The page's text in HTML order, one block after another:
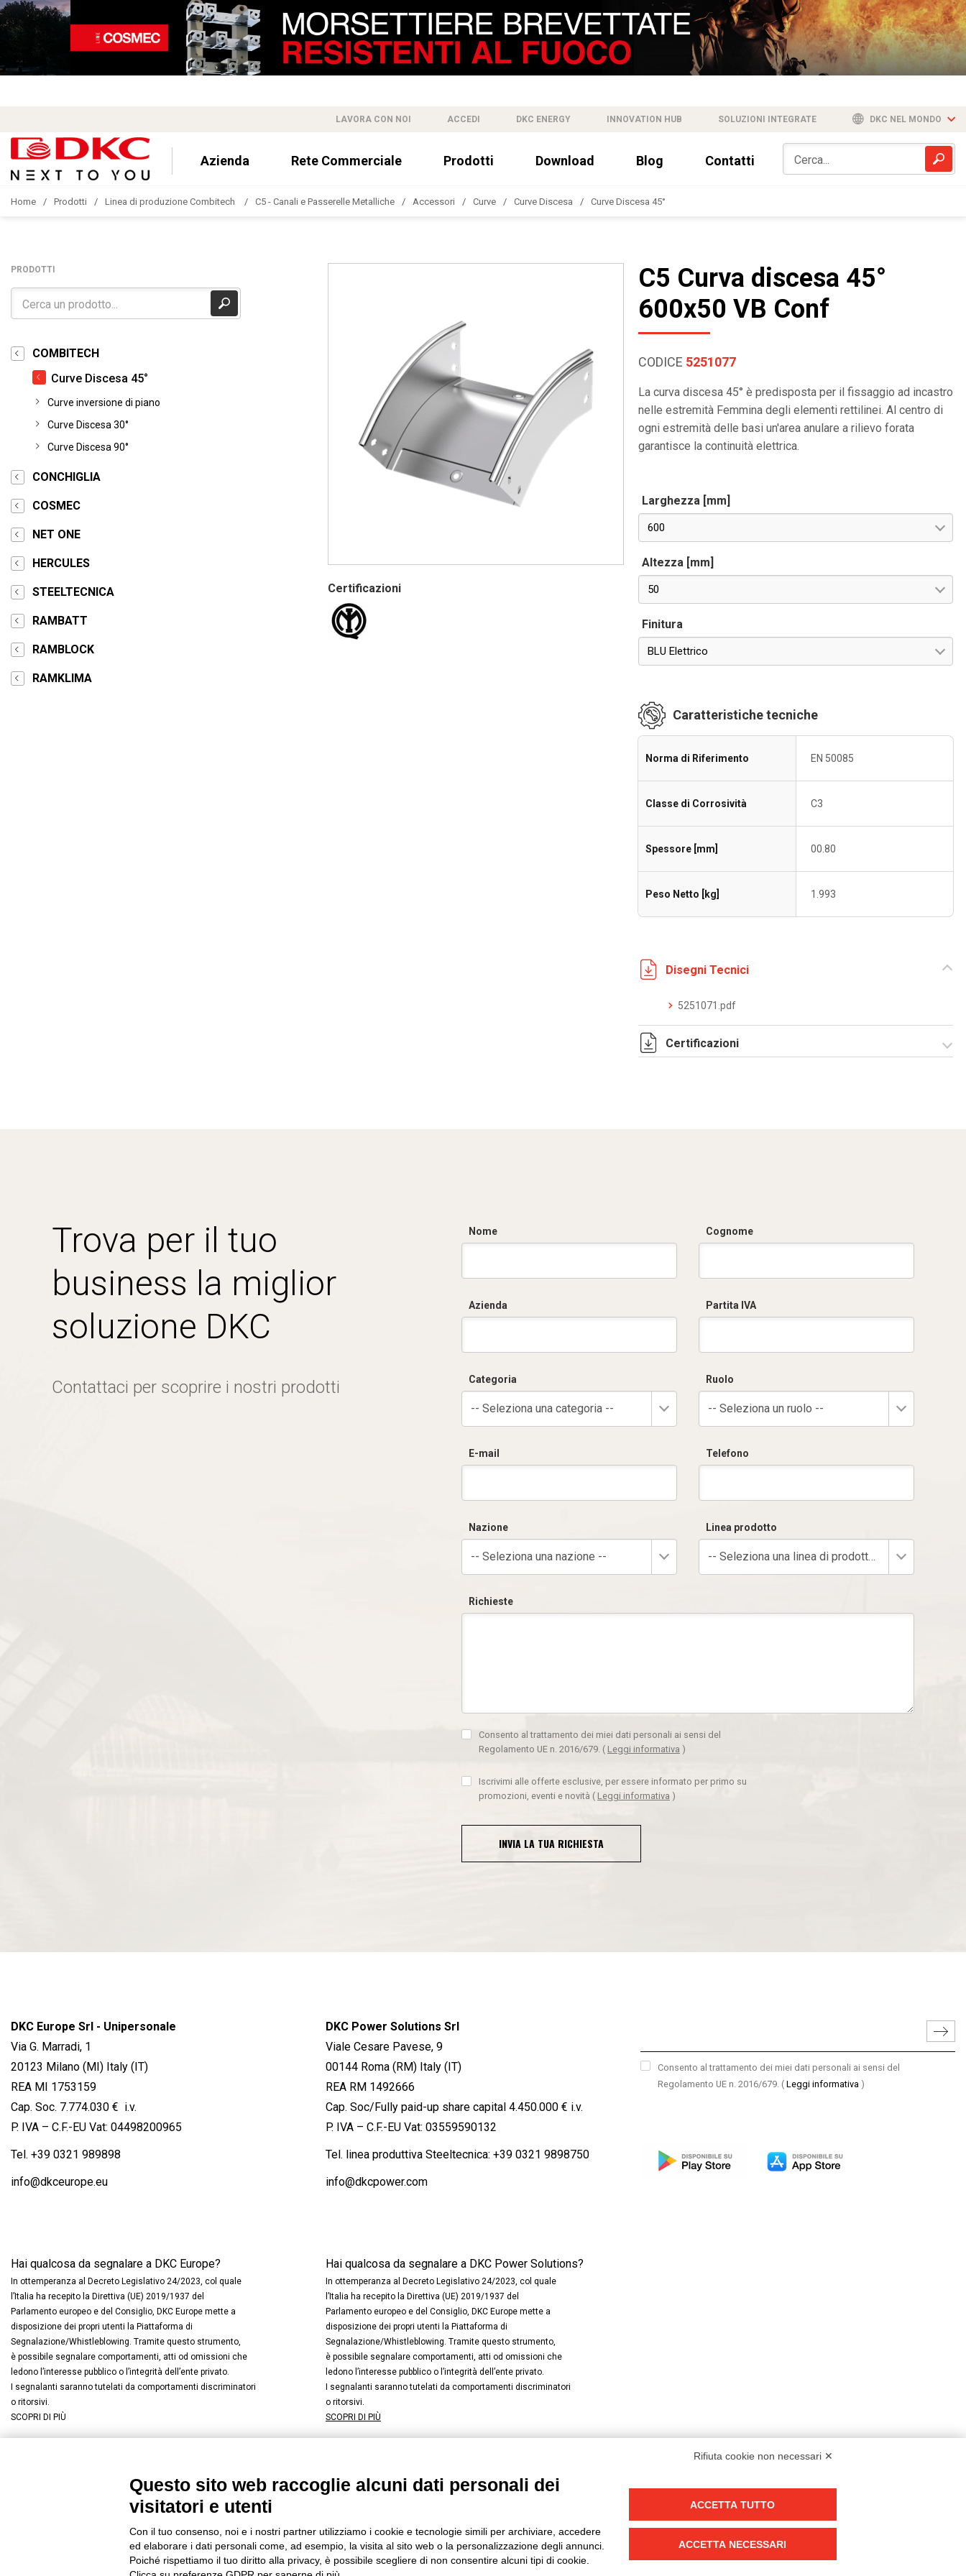
LAVORA CON NOI ACCEDI DKC ENERGY INNOVATION HUB SOLUZIONI INTEGRATE DKC NEL MONDO
Azienda Rete Commerciale Prodotti Download Blog Contatti
Home Prodotti Linea di produzione Combitech C5 - Canali e Passerelle Metalliche Accessori Curve Curve Discesa Curve Discesa 45°
PRODOTTI
COMBITECH
Curve Discesa 45°
Curve inversione di piano
Curve Discesa 30°
Curve Discesa 90°
CONCHIGLIA
COSMEC
NET ONE
HERCULES
STEELTECNICA
RAMBATT
RAMBLOCK
RAMKLIMA
Certificazioni
C5 Curva discesa 45°
600x50 VB Conf
CODICE 5251077
La curva discesa 45° è predisposta per il fissaggio ad incastro
nelle estremità Femmina degli elementi rettilinei. Al centro di
ogni estremità delle basi un'area anulare a rilievo forata
garantisce la continuità elettrica.
Larghezza [mm]
600
Altezza [mm]
50
Finitura
BLU Elettrico
Caratteristiche tecniche
Norma di Riferimento EN 50085
Classe di Corrosività C3
Spessore [mm] 00.80
Peso Netto [kg] 1.993
Disegni Tecnici
5251071.pdf
Certificazioni
Trova per il tuo
business la miglior
soluzione DKC
Contattaci per scoprire i nostri prodotti
Nome Cognome
Azienda Partita IVA
Categoria
-- Seleziona una categoria --
Ruolo
-- Seleziona un ruolo --
E-mail Telefono
Nazione
-- Seleziona una nazione --
Linea prodotto
-- Seleziona una linea di prodotto --
Richieste
Consento al trattamento dei miei dati personali ai sensi del
Regolamento UE n. 2016/679. ( Leggi informativa )
Iscrivimi alle offerte esclusive, per essere informato per primo su
promozioni, eventi e novità ( Leggi informativa )
INVIA LA TUA RICHIESTA
DKC Europe Srl - Unipersonale
Via G. Marradi, 1
20123 Milano (MI) Italy (IT)
REA MI 1753159
Cap. Soc. 7.774.030 € i.v.
P. IVA – C.F.-EU Vat: 04498200965
Tel. +39 0321 989898
info@dkceurope.eu
Hai qualcosa da segnalare a DKC Europe?
In ottemperanza al Decreto Legislativo 24/2023, col quale
l’Italia ha recepito la Direttiva (UE) 2019/1937 del
Parlamento europeo e del Consiglio, DKC Europe mette a
disposizione dei propri utenti la Piattaforma di
Segnalazione/Whistleblowing. Tramite questo strumento,
è possibile segnalare comportamenti, atti od omissioni che
ledono l’interesse pubblico o l’integrità dell’ente privato.
I segnalanti saranno tutelati da comportamenti discriminatori
o ritorsivi.
SCOPRI DI PIÙ
DKC Power Solutions Srl
Viale Cesare Pavese, 9
00144 Roma (RM) Italy (IT)
REA RM 1492666
Cap. Soc/Fully paid-up share capital 4.450.000 € i.v.
P. IVA – C.F.-EU Vat: 03559590132
Tel. linea produttiva Steeltecnica: +39 0321 9898750
info@dkcpower.com
Hai qualcosa da segnalare a DKC Power Solutions?
In ottemperanza al Decreto Legislativo 24/2023, col quale
l’Italia ha recepito la Direttiva (UE) 2019/1937 del
Parlamento europeo e del Consiglio, DKC Europe mette a
disposizione dei propri utenti la Piattaforma di
Segnalazione/Whistleblowing. Tramite questo strumento,
è possibile segnalare comportamenti, atti od omissioni che
ledono l’interesse pubblico o l’integrità dell’ente privato.
I segnalanti saranno tutelati da comportamenti discriminatori
o ritorsivi.
SCOPRI DI PIÙ
Consento al trattamento dei miei dati personali ai sensi del
Regolamento UE n. 2016/679. ( Leggi informativa )
FACEBOOK LINKEDIN / YOUTUBE INSTAGRAM
Privacy -Cookies -Modifica preferenze Cookie
Rifiuta cookie non necessari ✕
Questo sito web raccoglie alcuni dati personali dei
visitatori e utenti
Con il tuo consenso, noi e i nostri partner utilizziamo i cookie e tecnologie simili per archiviare, accedere
ed elaborare i dati personali come, ad esempio, la visita al sito web o la personalizzazione degli annunci.
Poiché rispettiamo il tuo diritto alla privacy, è possibile scegliere di non consentire alcuni tipi di cookie.
ACCETTA TUTTO
ACCETTA NECESSARI